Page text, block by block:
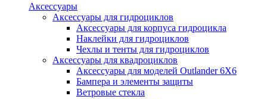
Аксессуары
Аксессуары для гидроциклов
Аксессуары для корпуса гидроцикла
Наклейки для гидроциклов
Чехлы и тенты для гидроциклов
Аксессуары для квадроциклов
Аксессуары для моделей Outlander 6X6
Бампера и элементы защиты
Ветровые стекла